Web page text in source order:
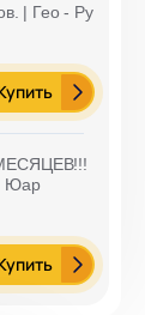
| Гео - Ру
Юар